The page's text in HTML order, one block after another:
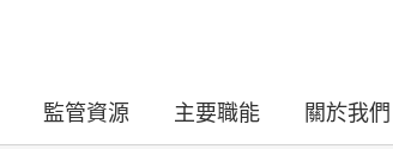
監管資源 主要職能 關於我們